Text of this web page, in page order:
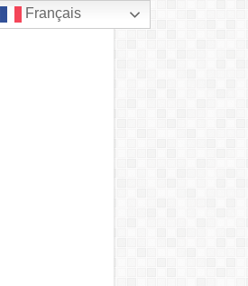
Français